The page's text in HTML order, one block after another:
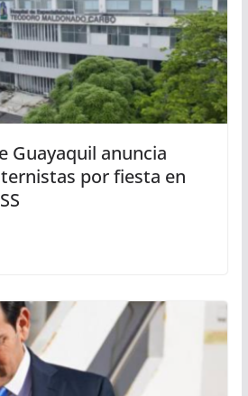
Guayaquil anuncia
por fiesta en